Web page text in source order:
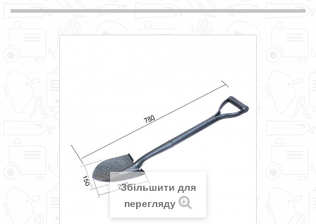
Збільшити для
перегляду